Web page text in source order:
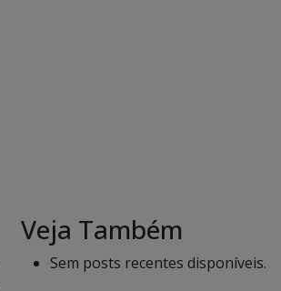
Veja Também
Sem posts recentes disponíveis.